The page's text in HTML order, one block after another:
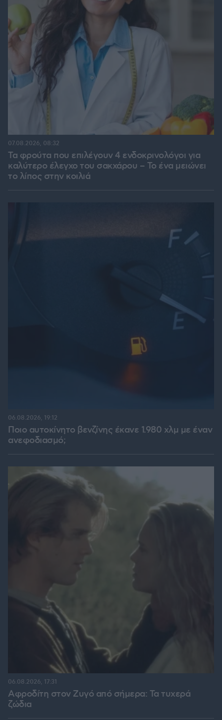
Τα φρούτα που επιλέγουν 4 ενδοκρινολόγοι για
καλύτερο έλεγχο του σακχάρου – Το ένα μειώνει
το λίπος στην κοιλιά
07.08.2026, 08:32
Ποιο αυτοκίνητο βενζίνης έκανε 1.980 χλμ με έναν
ανεφοδιασμό;
06.08.2026, 19:12
Αφροδίτη στον Ζυγό από σήμερα: Τα τυχερά
ζώδια
06.08.2026, 17:31